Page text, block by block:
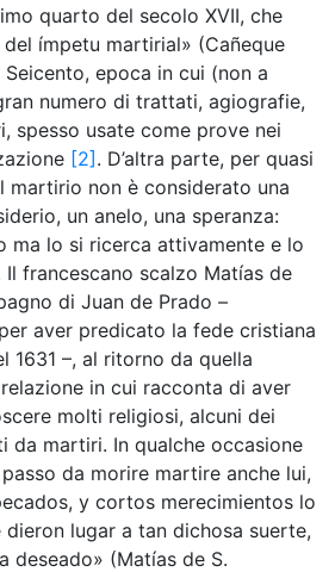
quarto del secolo XVII, che
ímpetu martirial» (Cañeque
epoca in cui (non a
numero di trattati, agiografie,
spesso usate come prove nei
[2] . D’altra parte, per quasi
martirio non è considerato una
un anelo, una speranza:
ma lo si ricerca attivamente e lo
francescano scalzo Matías de
di Juan de Prado –
aver predicato la fede cristiana
1631 –, al ritorno da quella
in cui racconta di aver
molti religiosi, alcuni dei
da martiri. In qualche occasione
da morire martire anche lui,
y cortos merecimientos lo
lugar a tan dichosa suerte,
deseado» (Matías de S.